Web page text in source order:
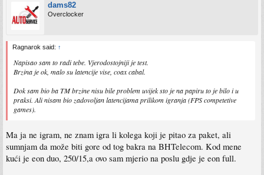
dams82
Overclocker
Ragnarok said: ↑
Napisao sam to radi tebe. Vjerodostojniji je test.
Brzina je ok, malo su latencije vise, coax cabal.
Dok sam bio ba TM brzine nisu bile problem uvijek sto je na papiru to je bilo i u
praksi. Ali nisam bio zadovoljan latencijama prilikom igranja (FPS competetive
games).
Ma ja ne igram, ne znam igra li kolega koji je pitao za paket, ali
sumnjam da može biti gore od tog bakra na BHTelecom. Kod mene
kući je eon duo, 250/15,a ovo sam mjerio na poslu gdje je eon full.